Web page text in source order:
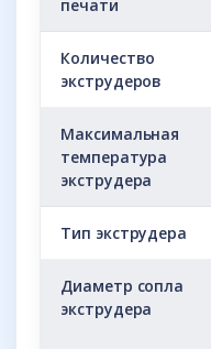
печати
Количество
экструдеров
Максимальная
температура
экструдера
Тип экструдера
Диаметр сопла
экструдера